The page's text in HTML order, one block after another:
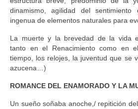
dinamismo, agilidad del sentimiento
ingenua de elementos naturales para
La muerte y la brevedad de la vida
tanto en el Renacimiento como en
tiempo, los relojes, la juventud que se
azucena…)
ROMANCE DEL ENAMORADO Y LA
Un sueño soñaba anoche,/ repitición